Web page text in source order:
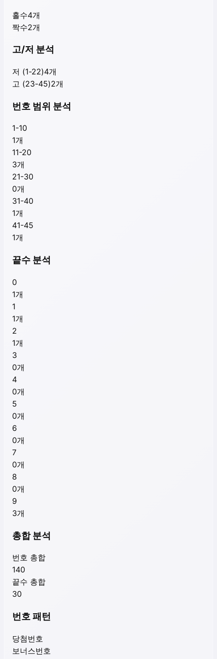
홀수4개
짝수2개
고/저 분석
저 (1-22)4개
고 (23-45)2개
번호 범위 분석
1-10
1개
11-20
3개
21-30
0개
31-40
1개
41-45
1개
끝수 분석
0
1개
1
1개
2
1개
3
0개
4
0개
5
0개
6
0개
7
0개
8
0개
9
3개
총합 분석
번호 총합
140
끝수 총합
30
번호 패턴
당첨번호
보너스번호